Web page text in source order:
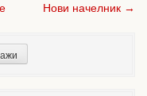
Нови начелник →